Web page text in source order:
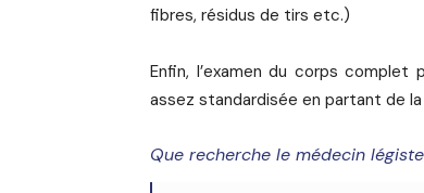
fibres, résidus de tirs etc.)
Enfin, l’examen du corps
assez standardisée en partant de
Que recherche le médecin